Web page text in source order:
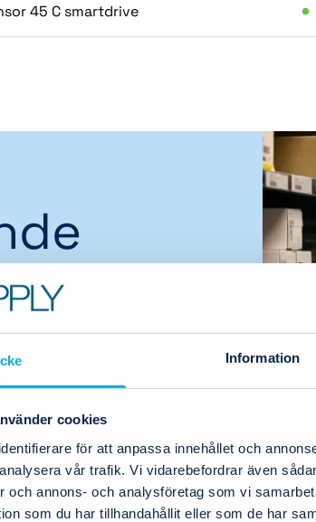
Information
cookies
för att anpassa innehållet och
vår trafik. Vi vidarebefordrar även
och annons- och analysföretag som vi
som du har tillhandahållit eller som de har
45 C smartdrive
skapa
vi här för att